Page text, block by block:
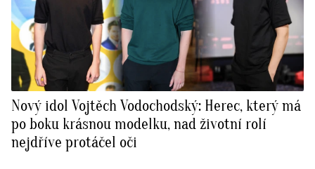
Nový idol Vojtěch Vodochodský: Herec, který má
po boku krásnou modelku, nad životní rolí
nejdříve protáčel oči